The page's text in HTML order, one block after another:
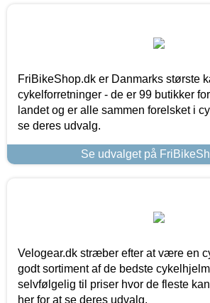
FriBikeShop.dk er Danmarks største
cykelforretninger - de er 99 butikker
landet og er alle sammen forelsket i
se deres udvalg.
Se udvalget på
Velogear.dk stræber efter at være en
godt sortiment af de bedste
selvfølgelig til priser hvor de fleste
her for at se deres udvalg.